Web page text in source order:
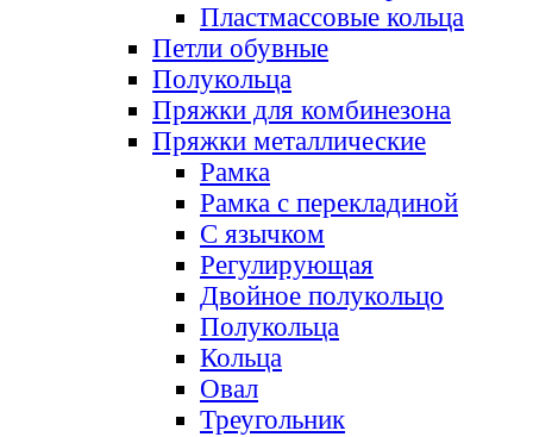
Пластмассовые кольца
Петли обувные
Полукольца
Пряжки для комбинезона
Пряжки металлические
Рамка
Рамка с перекладиной
С язычком
Регулирующая
Двойное полукольцо
Полукольца
Кольца
Овал
Треугольник